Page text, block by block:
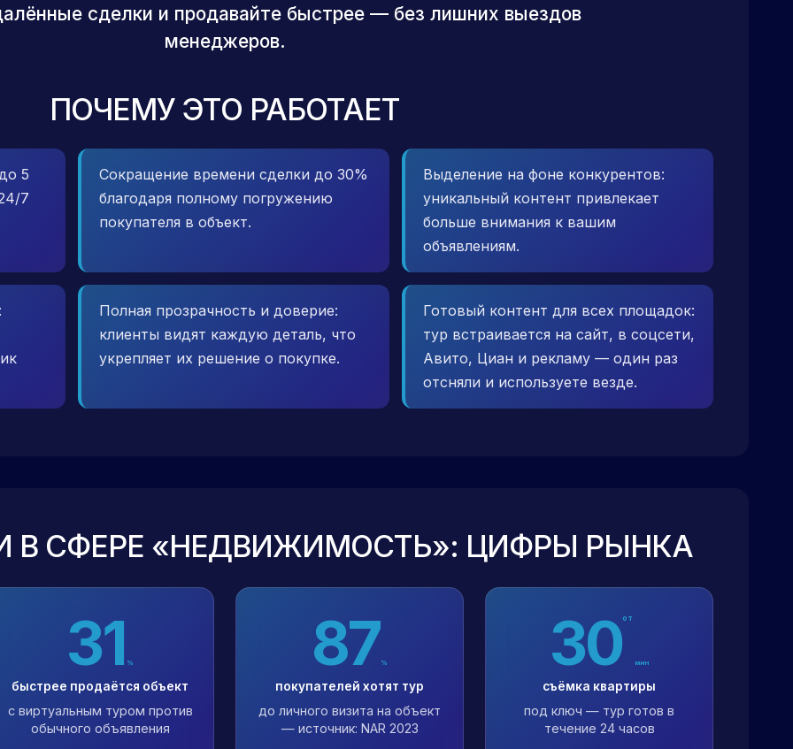
сделки и продавайте быстрее — без лишних выездов
менеджеров.
ПОЧЕМУ ЭТО РАБОТАЕТ
5
7
Сокращение времени сделки до 30%
благодаря полному погружению
покупателя в объект.
Выделение на фоне конкурентов:
уникальный контент привлекает
больше внимания к вашим
объявлениям.
Полная прозрачность и доверие:
клиенты видят каждую деталь, что
укрепляет их решение о покупке.
Готовый контент для всех площадок:
тур встраивается на сайт, в соцсети,
Авито, Циан и рекламу — один раз
отсняли и используете везде.
В СФЕРЕ «НЕДВИЖИМОСТЬ»: ЦИФРЫ РЫНКА
31 %
быстрее продаётся объект
с виртуальным туром против
обычного объявления
87%
покупателей хотят тур
до личного визита на объект
— источник: NAR 2023
30от
мин
съёмка квартиры
под ключ — тур готов в
течение 24 часов